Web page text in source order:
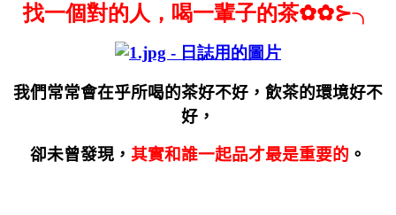
找一個對的人，喝一輩子的茶✿✿⊱╮
我們常常會在乎所喝的茶好不好，飲茶的環境好不
好，
卻未曾發現， 其實和誰一起品才最是重要的 。